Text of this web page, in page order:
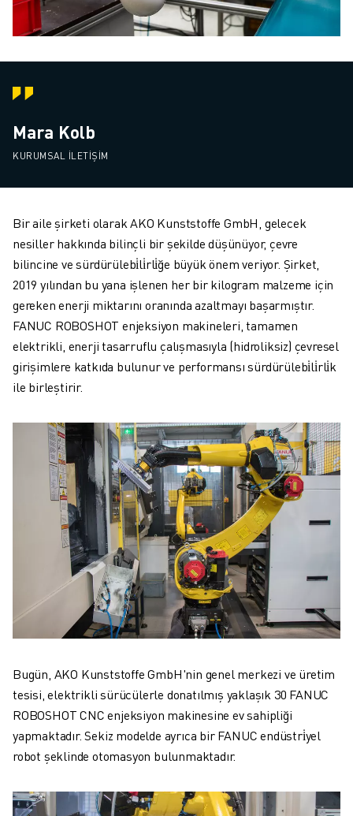
Mara Kolb
KURUMSAL İLETIŞIM
Bir aile şirketi olarak AKO Kunststoffe GmbH, gelecek
nesiller hakkında bilinçli bir şekilde düşünüyor, çevre
bilincine ve sürdürülebi̇li̇rli̇ğe büyük önem veriyor. Şirket,
2019 yılından bu yana işlenen her bir kilogram malzeme için
gereken enerji miktarını oranında azaltmayı başarmıştır.
FANUC ROBOSHOT enjeksiyon makineleri, tamamen
elektrikli, enerji tasarruflu çalışmasıyla (hidroliksiz) çevresel
girişimlere katkıda bulunur ve performansı sürdürülebi̇li̇rli̇k
ile birleştirir.
Bugün, AKO Kunststoffe GmbH'nin genel merkezi ve üretim
tesisi, elektrikli sürücülerle donatılmış yaklaşık 30 FANUC
ROBOSHOT CNC enjeksiyon makinesine ev sahipliği
yapmaktadır. Sekiz modelde ayrıca bir FANUC endüstri̇yel
robot şeklinde otomasyon bulunmaktadır.